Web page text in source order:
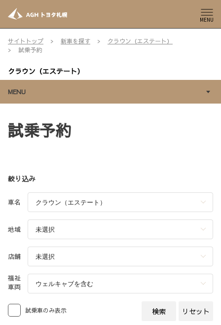
MENU
サイトトップ 新車を探す
クラウン（エステート）
試乗予約
クラウン（エステート）
MENU
試乗予約
絞り込み
車名
地域
店舗
福祉
車両
試乗車のみ表示 検索 リセット